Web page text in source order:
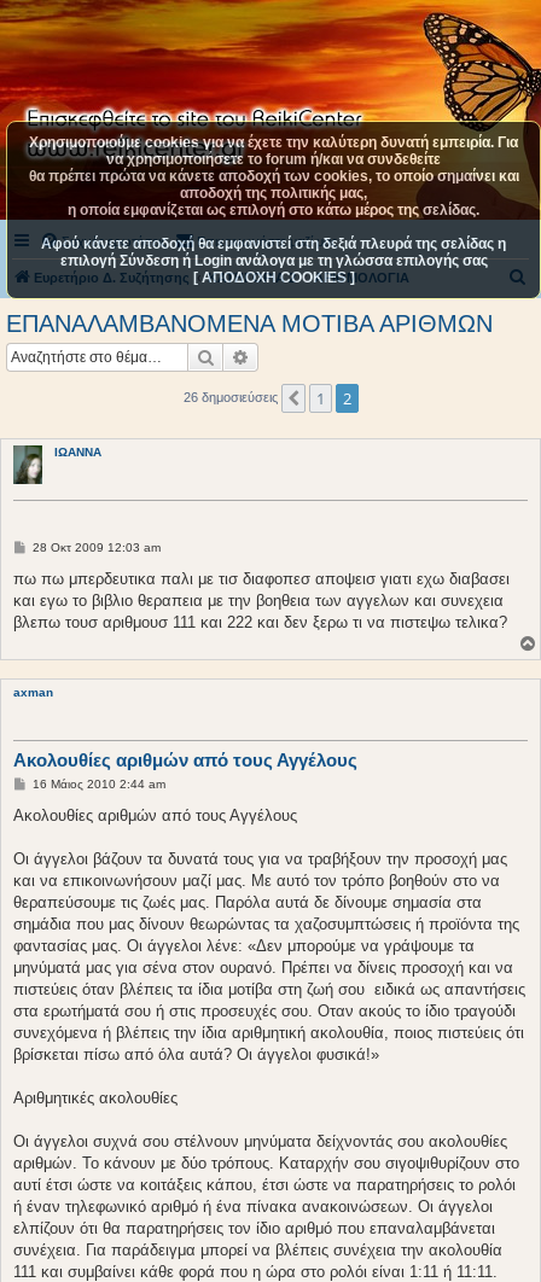
Συχνές ερωτήσεις Επικοινωνήστε μαζί μας
Ευρετήριο Δ. Συζήτησης ΚΑΤΗΓΟΡΙΑ 2 ΑΡΙΘΜΟΛΟΓΙΑ
ΕΠΑΝΑΛΑΜΒΑΝΟΜΕΝΑ ΜΟΤΙΒΑ ΑΡΙΘΜΩΝ
Αναζήτηση
26 δημοσιεύσεις Προηγούμενη
1 2
ΙΩΑΝΝΑ
Δ
μ
σ
ί
σ
η
28 Οκτ 2009 12:03 am
πω πω μπερδευτικα παλι με τισ διαφοπεσ αποψεισ γιατι εχω διαβασει
και εγω το βιβλιο θεραπεια με την βοηθεια των αγγελων και συνεχεια
βλεπω τουσ αριθμουσ 111 και 222 και δεν ξερω τι να πιστεψω τελικα?
axman
Ακολουθίες αριθμών από τους Αγγέλους
Δ
μ
ί
υ
σ
η
16 Μάιος 2010 2:44 am
Ακολουθίες αριθμών από τους Αγγέλους
Οι άγγελοι βάζουν τα δυνατά τους για να τραβήξουν την προσοχή μας
και να επικοινωνήσουν μαζί μας. Με αυτό τον τρόπο βοηθούν στο να
θεραπεύσουμε τις ζωές μας. Παρόλα αυτά δε δίνουμε σημασία στα
σημάδια που μας δίνουν θεωρώντας τα χαζοσυμπτώσεις ή προϊόντα της
φαντασίας μας. Οι άγγελοι λένε: «Δεν μπορούμε να γράψουμε τα
μηνύματά μας για σένα στον ουρανό. Πρέπει να δίνεις προσοχή και να
πιστεύεις όταν βλέπεις τα ίδια μοτίβα στη ζωή σου  ειδικά ως απαντήσεις
στα ερωτήματά σου ή στις προσευχές σου. Οταν ακούς το ίδιο τραγούδι
συνεχόμενα ή βλέπεις την ίδια αριθμητική ακολουθία, ποιος πιστεύεις ότι
βρίσκεται πίσω από όλα αυτά? Οι άγγελοι φυσικά!»
Αριθμητικές ακολουθίες
Οι άγγελοι συχνά σου στέλνουν μηνύματα δείχνοντάς σου ακολουθίες
αριθμών. Το κάνουν με δύο τρόπους. Καταρχήν σου σιγοψιθυρίζουν στο
αυτί έτσι ώστε να κοιτάξεις κάπου, έτσι ώστε να παρατηρήσεις το ρολόι
ή έναν τηλεφωνικό αριθμό ή ένα πίνακα ανακοινώσεων. Οι άγγελοι
ελπίζουν ότι θα παρατηρήσεις τον ίδιο αριθμό που επαναλαμβάνεται
συνέχεια. Για παράδειγμα μπορεί να βλέπεις συνέχεια την ακολουθία
111 και συμβαίνει κάθε φορά που η ώρα στο ρολόι είναι 1:11 ή 11:11.
Χρησιμοποιούμε cookies για να έχετε την καλύτερη δυνατή εμπειρία. Για
να χρησιμοποιήσετε το forum ή/και να συνδεθείτε
θα πρέπει πρώτα να κάνετε αποδοχή των cookies, το οποίο σημαίνει και
αποδοχή της πολιτικής μας,
η οποία εμφανίζεται ως επιλογή στο κάτω μέρος της σελίδας.
Αφού κάνετε αποδοχή θα εμφανιστεί στη δεξιά πλευρά της σελίδας η
επιλογή Σύνδεση ή Login ανάλογα με τη γλώσσα επιλογής σας
[ ΑΠΟΔΟΧΗ COOKIES ]